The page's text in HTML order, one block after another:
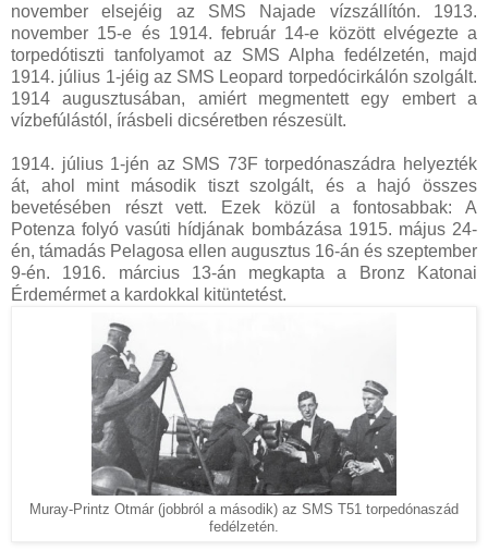
november elsejéig az SMS Najade vízszállítón. 1913.
november 15-e és 1914. február 14-e között elvégezte a
torpedótiszti tanfolyamot az SMS Alpha fedélzetén, majd
1914. július 1-jéig az SMS Leopard torpedócirkálón szolgált.
1914 augusztusában, amiért megmentett egy embert a
vízbefúlástól, írásbeli dicséretben részesült.
1914. július 1-jén az SMS 73F torpedónaszádra helyezték
át, ahol mint második tiszt szolgált, és a hajó összes
bevetésében részt vett. Ezek közül a fontosabbak: A
Potenza folyó vasúti hídjának bombázása 1915. május 24-
én, támadás Pelagosa ellen augusztus 16-án és szeptember
9-én. 1916. március 13-án megkapta a Bronz Katonai
Érdemérmet a kardokkal kitüntetést.
Muray-Printz Otmár (jobbról a második) az SMS T51 torpedónaszád
fedélzetén.